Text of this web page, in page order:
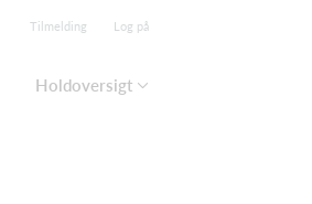
Tilmelding Log på
Holdoversigt